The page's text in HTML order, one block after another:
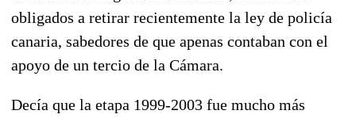
obligados a retirar recientemente la ley de policía
canaria, sabedores de que apenas contaban con el
apoyo de un tercio de la Cámara.
Decía que la etapa 1999-2003 fue mucho más